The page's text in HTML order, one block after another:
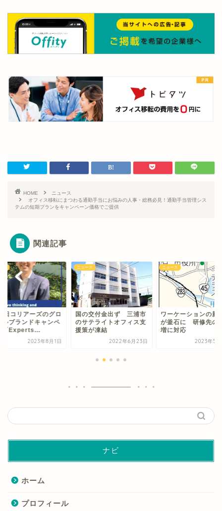
HOME
ニュース
オフィス移転にまつわる通勤手当にお悩みの人事・総務必見！通勤手当管理シス
テムの短期プランをキャンペーン価格でご提供
関連記事
日コリアーズのグロ
ルブランドキャンペ
『Experts...
2023年8月1日
ニュース
国の交付金出ず 三浦市
のサテライトオフィス支
援策が凍結
2022年6月23日
ニュース
ワーケーションの新
が釜石に 研修先の
増に対応
2023年5
ナビ
ホーム
プロフィール